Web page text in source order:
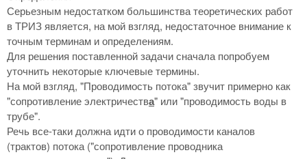
Серьезным недостатком большинства теоретических работ
в ТРИЗ является, на мой взгляд, недостаточное внимание к
точным терминам и определениям.
Для решения поставленной задачи сначала попробуем
уточнить некоторые ключевые термины.
На мой взгляд, "Проводимость потока" звучит примерно как
"сопротивление электричества" или "проводимость воды в
трубе".
Речь все-таки должна идти о проводимости каналов
(трактов) потока ("сопротивление проводника